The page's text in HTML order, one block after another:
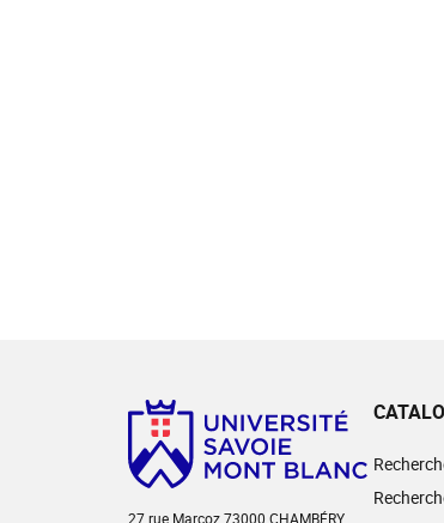
27 rue Marcoz 73000 CHAMBÉRY